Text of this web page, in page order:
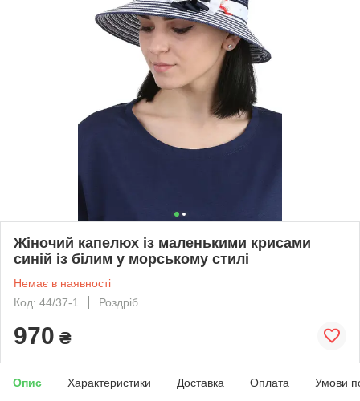
Жіночий капелюх із маленькими крисами
синій із білим у морському стилі
Немає в наявності
Код: 44/37-1
Роздріб
970 ₴
Опис Характеристики Доставка Оплата Умови